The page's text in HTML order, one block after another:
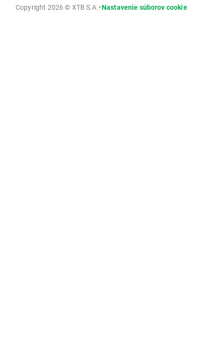
Copyright 2026 © XTB S.A.•Nastavenie súborov cookie